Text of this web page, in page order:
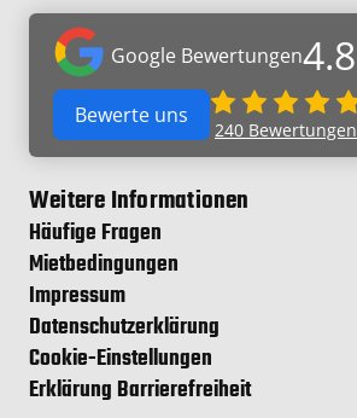
Google Bewertungen4.8
Bewerte uns
240 Bewertungen
Weitere Informationen
Häufige Fragen
Mietbedingungen
Impressum
Datenschutzerklärung
Cookie-Einstellungen
Erklärung Barrierefreiheit